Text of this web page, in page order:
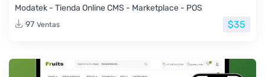
Modatek - Tienda Online CMS - Marketplace - POS
97 Ventas $35